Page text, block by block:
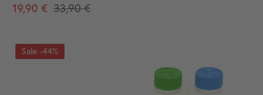
19,90 € 33,90 €
-44%